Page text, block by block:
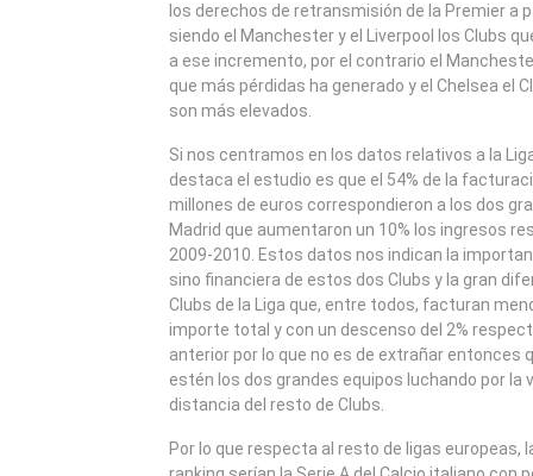
los derechos de retransmisión de la Premier a
siendo el Manchester y el Liverpool los Clubs
a ese incremento, por el contrario el
que más pérdidas ha generado y el Chelsea el
son más elevados.
Si nos centramos en los datos relativos a la
destaca el estudio es que el 54% de la
millones de euros correspondieron a los dos
Madrid que aumentaron un 10% los ingresos
2009-2010. Estos datos nos indican la
sino financiera de estos dos Clubs y la gran
Clubs de la Liga que, entre todos, facturan
importe total y con un descenso del 2%
anterior por lo que no es de extrañar entonces
estén los dos grandes equipos luchando por la
distancia del resto de Clubs.
Por lo que respecta al resto de ligas europeas,